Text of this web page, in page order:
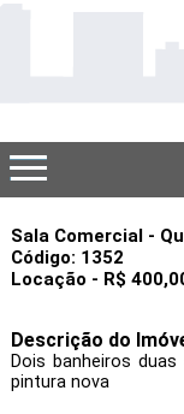
Sala Comercial -
Código: 1352
Locação - R$
Descrição do
Dois banheiros
pintura nova